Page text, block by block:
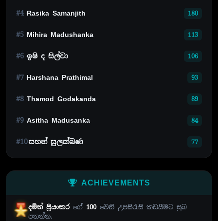
#4 Rasika Samanjith 180
#5 Mihira Madushanka 113
#6 ඉෂි ද සිල්වා 106
#7 Harshana Prathimal 93
#8 Thamod Godakanda 89
#9 Asitha Madusanka 84
#10සහන් සුලක්ඛණ 77
ACHIEVEMENTS
දමිත් ප්‍රියංකරගේ 100වෙනි උපසිරැසි කඩයීමට සුබ
පතන්න.